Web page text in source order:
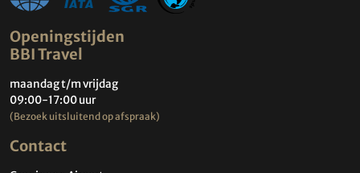
Openingstijden
BBI Travel
maandag t/m vrijdag
09:00-17:00 uur
(Bezoek uitsluitend op afspraak)
Contact